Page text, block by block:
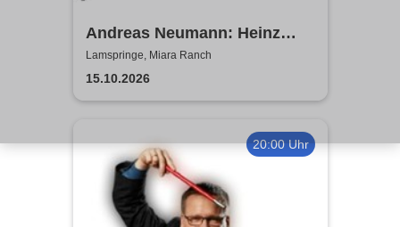
Andreas Neumann: Heinz
Erhardt Dinner Show
Lamspringe, Miara Ranch
15.10.2026
20:00 Uhr